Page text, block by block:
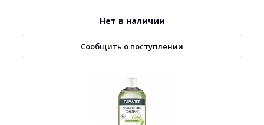
Нет в наличии
Сообщить о поступлении